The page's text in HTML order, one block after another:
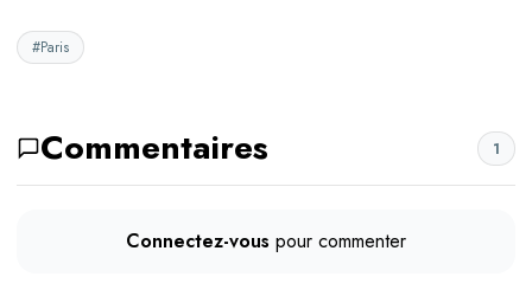
#Paris
Commentaires 1
Connectez-vous pour commenter